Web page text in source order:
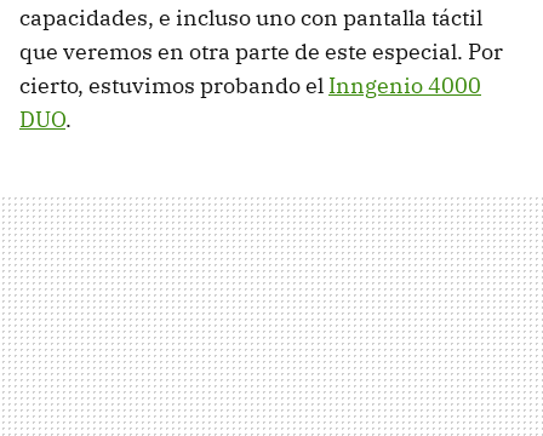
capacidades, e incluso uno con pantalla táctil
que veremos en otra parte de este especial. Por
cierto, estuvimos probando el Inngenio 4000
DUO.